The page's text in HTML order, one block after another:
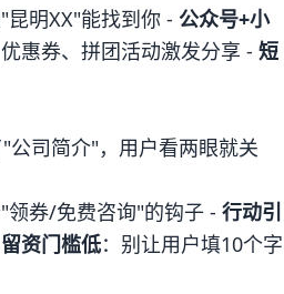
昆明XX"能找到你 - 公众号+小
惠券、拼团活动激发分享 - 短
公司简介"，用户看两眼就关
领券/免费咨询"的钩子 - 行动引
留资门槛低：别让用户填10个字